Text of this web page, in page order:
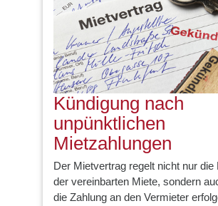
Kündigung nach
unpünktlichen
Mietzahlungen
Der Mietvertrag regelt nicht nur die
der vereinbarten Miete, sondern
die Zahlung an den Vermieter